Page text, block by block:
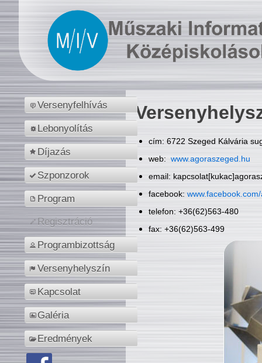
Versenyfelhívás
Lebonyolítás
Díjazás
Szponzorok
Program
Regisztráció
Programbizottság
Versenyhelyszín
Kapcsolat
Galéria
Eredmények
cím: 6722 Szeged Kálvária
web: www.agoraszeged.hu
email:
facebook:
telefon: +36(62)563-480
fax: +36(62)563-499